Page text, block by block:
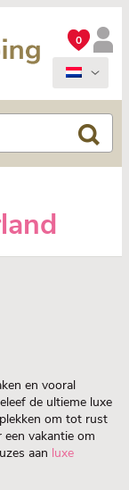
0
en vooral
de ultieme luxe
om tot rust
vakantie om
aan luxe